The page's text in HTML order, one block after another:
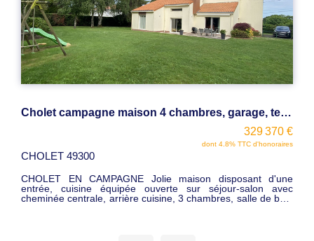
Cholet campagne maison 4 chambres, garage, terrain 2000m²
329 370 €
dont 4.8% TTC d'honoraires
CHOLET 49300
CHOLET EN CAMPAGNE Jolie maison disposant d'une
entrée, cuisine équipée ouverte sur séjour-salon avec
cheminée centrale, arrière cuisine, 3 chambres, salle de bain